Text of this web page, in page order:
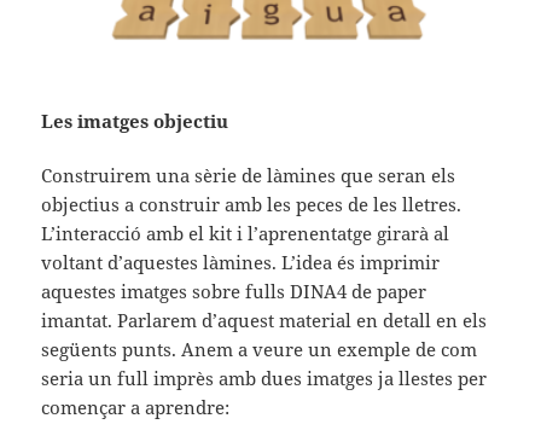
Les imatges objectiu
Construirem una sèrie de làmines que seran els
objectius a construir amb les peces de les lletres.
L’interacció amb el kit i l’aprenentatge girarà al
voltant d’aquestes làmines. L’idea és imprimir
aquestes imatges sobre fulls DINA4 de paper
imantat. Parlarem d’aquest material en detall en els
següents punts. Anem a veure un exemple de com
seria un full imprès amb dues imatges ja llestes per
començar a aprendre: